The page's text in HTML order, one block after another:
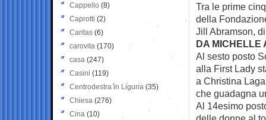
Tra le prime
della
Jill Abramson,
DA MICHELLE
Al sesto posto
alla First Lady
a Christina
che guadagna
Al 14esimo
Cappello (8)
Caprotti (2)
Caritas (6)
carovita (170)
casa (247)
Casini (119)
Centrodestra in Liguria (35)
Chiesa (276)
Cina (10)